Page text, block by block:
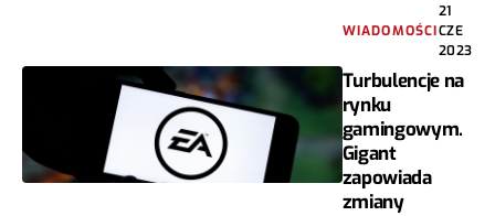
WIADOMOŚCI
21
CZE
2023
Turbulencje na
rynku
gamingowym.
Gigant
zapowiada
zmiany